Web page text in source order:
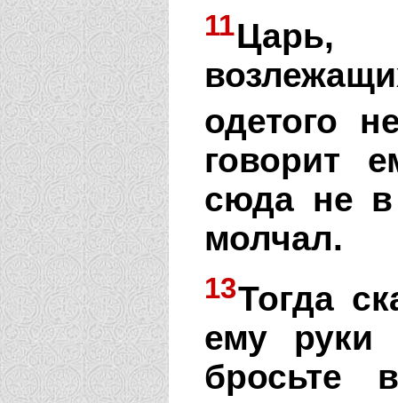
11Царь,
одетого
говорит
сюда не
молчал.
13Тогда
ему руки
бросьте